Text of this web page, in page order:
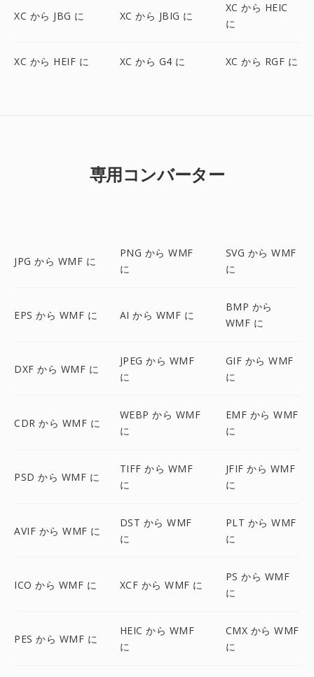
XC から JBG に XC から JBIG に
XC から HEIC
に
XC から HEIF に XC から G4 に XC から RGF に
専用コンバーター
JPG から WMF に
PNG から WMF
に
SVG から WMF
に
EPS から WMF に AI から WMF に
BMP から
WMF に
DXF から WMF に
JPEG から WMF
に
GIF から WMF
に
CDR から WMF に
WEBP から WMF
に
EMF から WMF
に
PSD から WMF に
TIFF から WMF
に
JFIF から WMF
に
AVIF から WMF に
DST から WMF
に
PLT から WMF
に
ICO から WMF に XCF から WMF に
PS から WMF
に
PES から WMF に
HEIC から WMF
に
CMX から WMF
に